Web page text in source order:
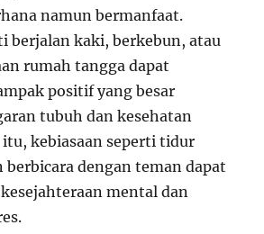
namun bermanfaat.
berjalan kaki, berkebun, atau
rumah tangga dapat
positif yang besar
tubuh dan kesehatan
kebiasaan seperti tidur
berbicara dengan teman dapat
mental dan